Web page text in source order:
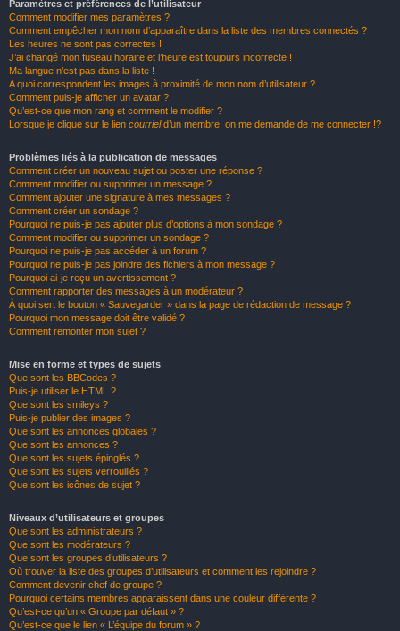
Paramètres et préférences de l’utilisateur
Comment modifier mes paramètres ?
Comment empêcher mon nom d’apparaître dans la liste des membres connectés ?
Les heures ne sont pas correctes !
J’ai changé mon fuseau horaire et l’heure est toujours incorrecte !
Ma langue n’est pas dans la liste !
A quoi correspondent les images à proximité de mon nom d’utilisateur ?
Comment puis-je afficher un avatar ?
Qu’est-ce que mon rang et comment le modifier ?
Lorsque je clique sur le lien courrield’un membre, on me demande de me connecter !?
Problèmes liés à la publication de messages
Comment créer un nouveau sujet ou poster une réponse ?
Comment modifier ou supprimer un message ?
Comment ajouter une signature à mes messages ?
Comment créer un sondage ?
Pourquoi ne puis-je pas ajouter plus d’options à mon sondage ?
Comment modifier ou supprimer un sondage ?
Pourquoi ne puis-je pas accéder à un forum ?
Pourquoi ne puis-je pas joindre des fichiers à mon message ?
Pourquoi ai-je reçu un avertissement ?
Comment rapporter des messages à un modérateur ?
À quoi sert le bouton « Sauvegarder » dans la page de rédaction de message ?
Pourquoi mon message doit être validé ?
Comment remonter mon sujet ?
Mise en forme et types de sujets
Que sont les BBCodes ?
Puis-je utiliser le HTML ?
Que sont les smileys ?
Puis-je publier des images ?
Que sont les annonces globales ?
Que sont les annonces ?
Que sont les sujets épinglés ?
Que sont les sujets verrouillés ?
Que sont les icônes de sujet ?
Niveaux d’utilisateurs et groupes
Que sont les administrateurs ?
Que sont les modérateurs ?
Que sont les groupes d’utilisateurs ?
Où trouver la liste des groupes d’utilisateurs et comment les rejoindre ?
Comment devenir chef de groupe ?
Pourquoi certains membres apparaissent dans une couleur différente ?
Qu’est-ce qu’un « Groupe par défaut » ?
Qu’est-ce que le lien « L’équipe du forum » ?